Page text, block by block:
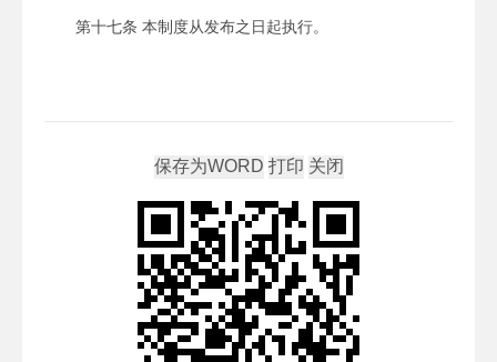
第十七条 本制度从发布之日起执行。